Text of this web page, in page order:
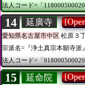
法人コード=「
14 延廣寺
愛知県名古屋市中区 松原３
宗派名=『浄土真宗本願寺派』
法人コード=「
15 延命院